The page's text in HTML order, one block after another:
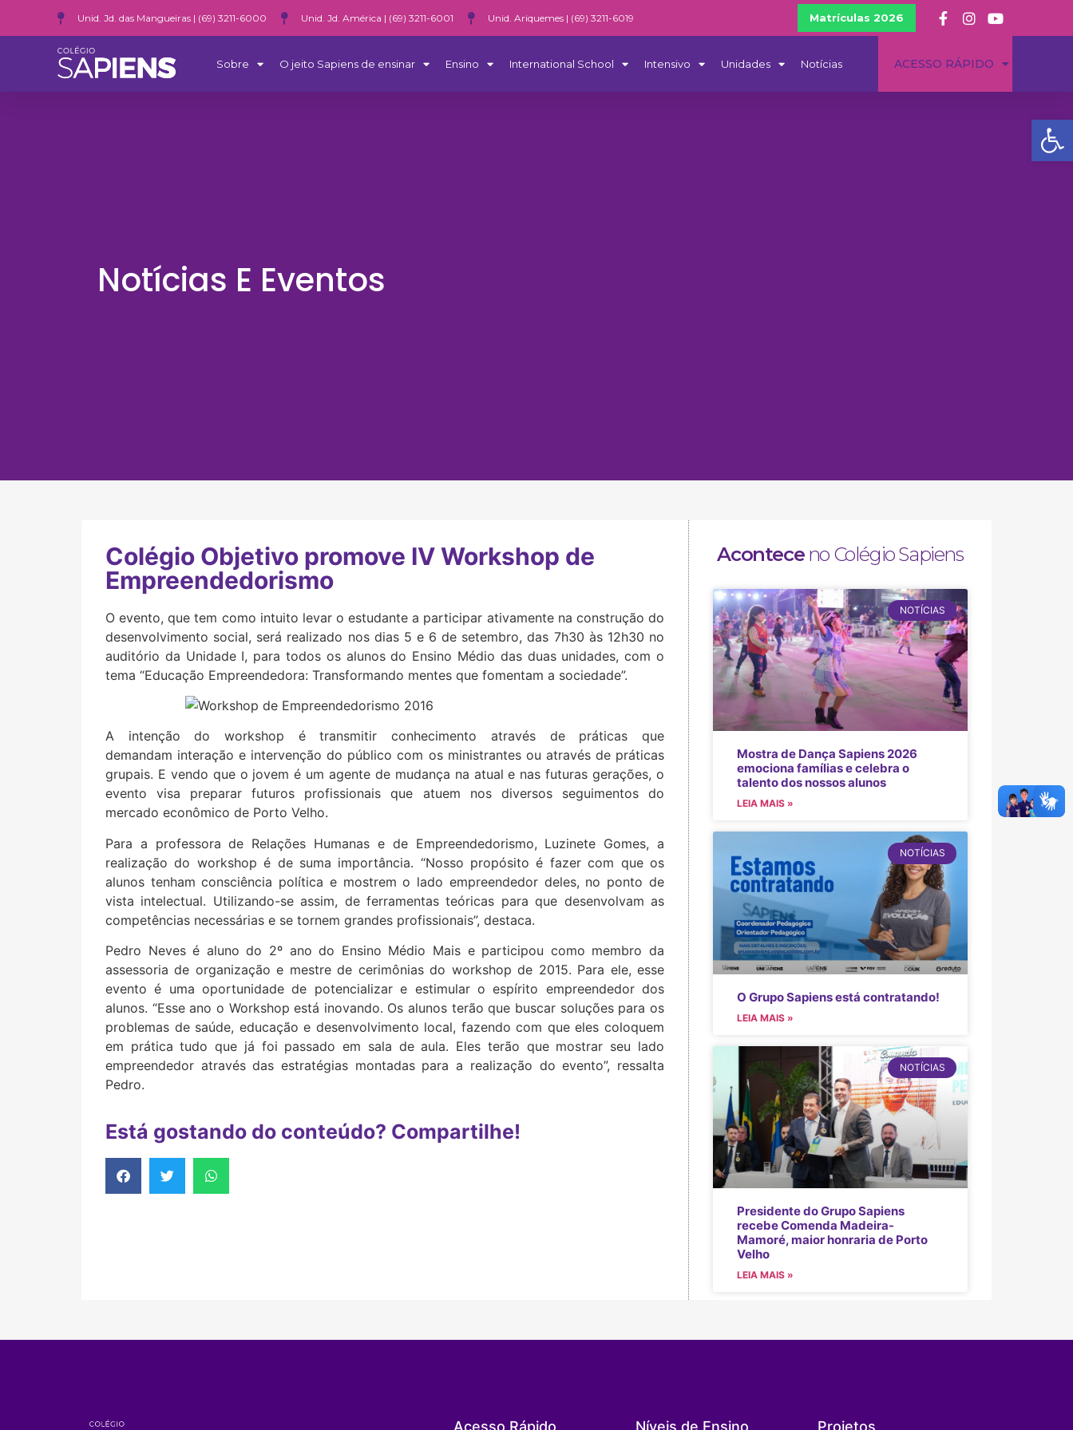
Unid. Jd. das Mangueiras | (69) 3211-6000 Unid. Jd. América | (69) 3211-6001 Unid. Ariquemes | (69) 3211-6019 Matrículas 2026
Sobre O jeito Sapiens de ensinar Ensino International School Intensivo Unidades Notícias ACESSO RÁPIDO
Notícias E Eventos
Colégio Objetivo promove IV Workshop de
Empreendedorismo
O evento, que tem como intuito levar o estudante a participar ativamente na construção do
desenvolvimento social, será realizado nos dias 5 e 6 de setembro, das 7h30 às 12h30 no
auditório da Unidade I, para todos os alunos do Ensino Médio das duas unidades, com o
tema “Educação Empreendedora: Transformando mentes que fomentam a sociedade”.
A intenção do workshop é transmitir conhecimento através de práticas que
demandam interação e intervenção do público com os ministrantes ou através de práticas
grupais. E vendo que o jovem é um agente de mudança na atual e nas futuras gerações, o
evento visa preparar futuros profissionais que atuem nos diversos seguimentos do
mercado econômico de Porto Velho.
Para a professora de Relações Humanas e de Empreendedorismo, Luzinete Gomes, a
realização do workshop é de suma importância. “Nosso propósito é fazer com que os
alunos tenham consciência política e mostrem o lado empreendedor deles, no ponto de
vista intelectual. Utilizando-se assim, de ferramentas teóricas para que desenvolvam as
competências necessárias e se tornem grandes profissionais”, destaca.
Pedro Neves é aluno do 2º ano do Ensino Médio Mais e participou como membro da
assessoria de organização e mestre de cerimônias do workshop de 2015. Para ele, esse
evento é uma oportunidade de potencializar e estimular o espírito empreendedor dos
alunos. “Esse ano o Workshop está inovando. Os alunos terão que buscar soluções para os
problemas de saúde, educação e desenvolvimento local, fazendo com que eles coloquem
em prática tudo que já foi passado em sala de aula. Eles terão que mostrar seu lado
empreendedor através das estratégias montadas para a realização do evento”, ressalta
Pedro.
Está gostando do conteúdo? Compartilhe!
Aconteceno Colégio Sapiens
NOTÍCIAS
Mostra de Dança Sapiens 2026
emociona famílias e celebra o
talento dos nossos alunos
LEIA MAIS »
NOTÍCIAS
O Grupo Sapiens está contratando!
LEIA MAIS »
NOTÍCIAS
Presidente do Grupo Sapiens
recebe Comenda Madeira-
Mamoré, maior honraria de Porto
Velho
LEIA MAIS »